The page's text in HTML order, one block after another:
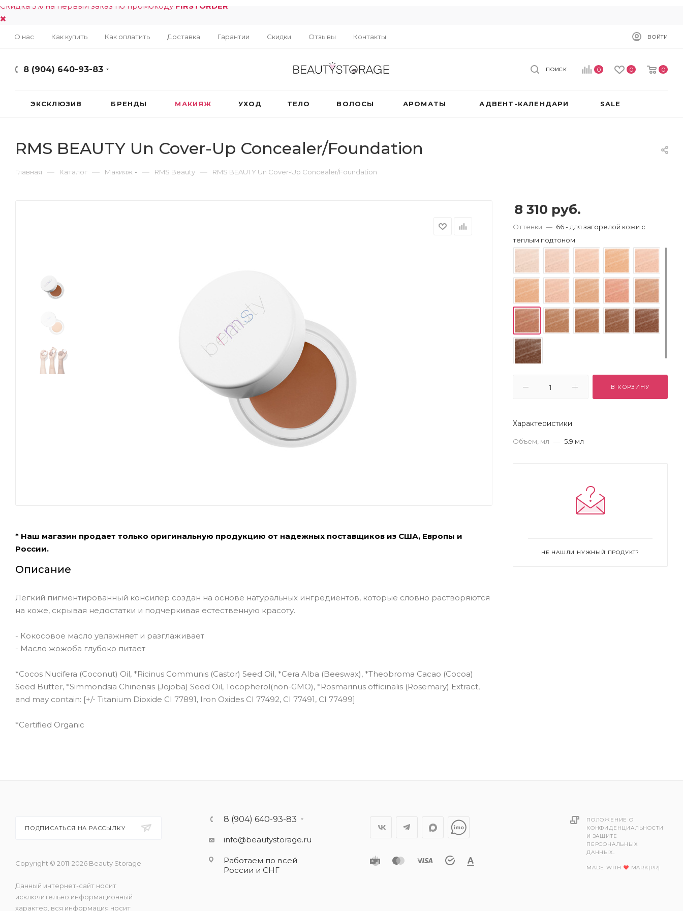
Скидка 5% на первый заказ по промокоду FIRSTORDER
О нас Как купить Как оплатить Доставка Гарантии Скидки Отзывы Контакты ВОЙТИ
8 (904) 640-93-83 0 0 0
ПОИСК
ЭКСКЛЮЗИВ БРЕНДЫ МАКИЯЖ УХОД ТЕЛО ВОЛОСЫ АРОМАТЫ АДВЕНТ-КАЛЕНДАРИ SALE
RMS BEAUTY Un Cover-Up Concealer/Foundation
Главная — Каталог — Макияж — RMS Beauty — RMS BEAUTY Un Cover-Up Concealer/Foundation
* Наш магазин продает только оригинальную продукцию от надежных поставщиков из США, Европы и
России.
Описание
Легкий пигментированный консилер создан на основе натуральных ингредиентов, которые словно растворяются
на коже, скрывая недостатки и подчеркивая естественную красоту.
- Кокосовое масло увлажняет и разглаживает
- Масло жожоба глубоко питает
*Cocos Nucifera (Coconut) Oil, *Ricinus Communis (Castor) Seed Oil, *Cera Alba (Beeswax), *Theobroma Cacao (Cocoa)
Seed Butter, *Simmondsia Chinensis (Jojoba) Seed Oil, Tocopherol(non-GMO), *Rosmarinus officinalis (Rosemary) Extract,
and may contain: [+/- Titanium Dioxide CI 77891, Iron Oxides CI 77492, CI 77491, CI 77499]
*Certified Organic
8 310 руб.
Оттенки — 66 - для загорелой кожи с
теплым подтоном
В КОРЗИНУ
Характеристики
Объем, мл — 5.9 мл
НЕ НАШЛИ НУЖНЫЙ ПРОДУКТ?
ПОДПИСАТЬСЯ НА РАССЫЛКУ
Copyright © 2011-2026 Beauty Storage
Данный интернет-сайт носит
исключительно информационный
характер, вся информация носит
8 (904) 640-93-83
info@beautystorage.ru
Работаем по всей
России и СНГ
ПОЛОЖЕНИЕ О
КОНФИДЕНЦИАЛЬНОСТИ
И ЗАЩИТЕ
ПЕРСОНАЛЬНЫХ
ДАННЫХ.
MADE WITH MARK[PR]